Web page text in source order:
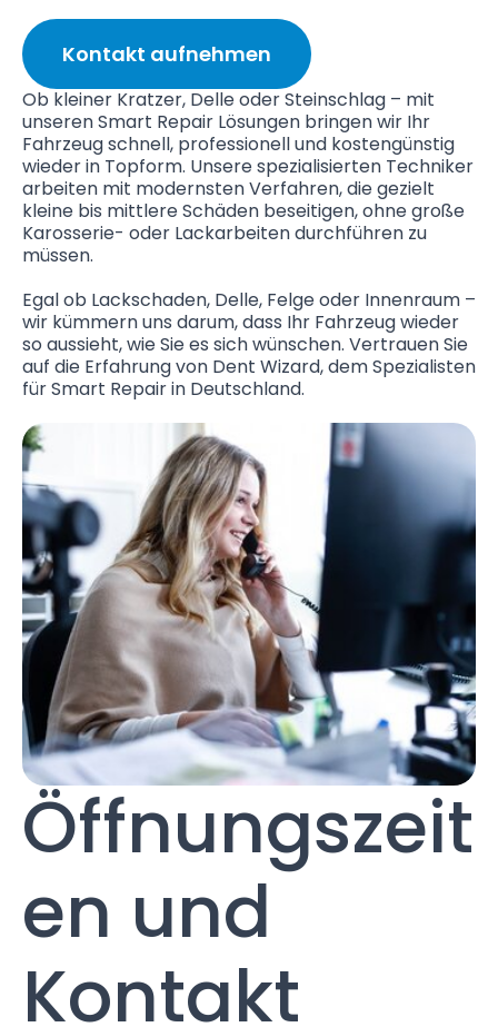
Kontakt aufnehmen
Ob kleiner Kratzer, Delle oder Steinschlag – mit
unseren Smart Repair Lösungen bringen wir Ihr
Fahrzeug schnell, professionell und kostengünstig
wieder in Topform. Unsere spezialisierten Techniker
arbeiten mit modernsten Verfahren, die gezielt
kleine bis mittlere Schäden beseitigen, ohne große
Karosserie- oder Lackarbeiten durchführen zu
müssen.
Egal ob Lackschaden, Delle, Felge oder Innenraum –
wir kümmern uns darum, dass Ihr Fahrzeug wieder
so aussieht, wie Sie es sich wünschen. Vertrauen Sie
auf die Erfahrung von Dent Wizard, dem Spezialisten
für Smart Repair in Deutschland.
Öffnungszeit
en und
Kontakt